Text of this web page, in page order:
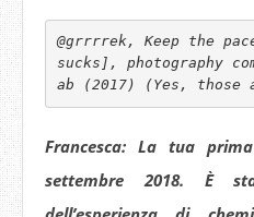
@grrrrek, Keep the
sucks], photography
ab (2017) (Yes, those
Francesca: La tua
settembre 2018. È